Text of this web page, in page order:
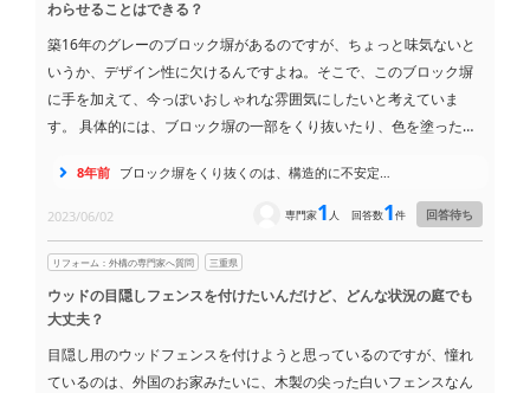
大変だし、やっぱり次は違う素材に変えたいなぁと思って。 無理で
すかね？
わらせることはできる？
築16年のグレーのブロック塀があるのですが、ちょっと味気ないと
いうか、デザイン性に欠けるんですよね。そこで、このブロック塀
に手を加えて、今っぽいおしゃれな雰囲気にしたいと考えていま
す。 具体的には、ブロック塀の一部をくり抜いたり、色を塗ったり
は可能でしょうか？ ブロック塀自体は、ヒビ割れなどしていませ
ん。
8年前 ブロック塀をくり抜くのは、構造的に不安定…
2023/06/02 回答待ち
回答数1件
専門家1 人
リフォーム：外構の専門家へ質問 三重県
ウッドの目隠しフェンスを付けたいんだけど、どんな状況の庭でも
大丈夫？
目隠し用のウッドフェンスを付けようと思っているのですが、憧れ
ているのは、外国のお家みたいに、木製の尖った白いフェンスなん